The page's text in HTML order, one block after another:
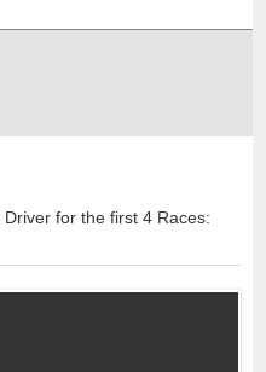
for the first 4 Races: